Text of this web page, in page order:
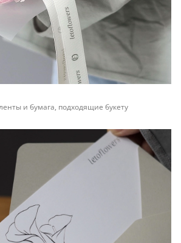
и бумага, подходящие букету